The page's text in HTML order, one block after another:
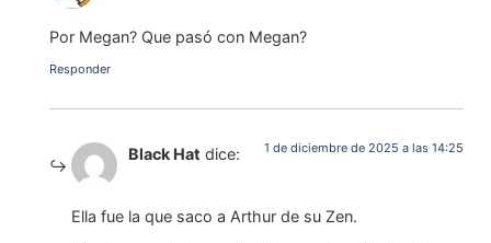
Por Megan? Que pasó con Megan?
Responder
Black Hat dice: 1 de diciembre de 2025 a las 14:25
Ella fue la que saco a Arthur de su Zen.